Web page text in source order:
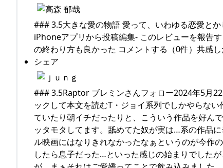
### 3.5大きな愛の物語 愛って、いわゆる恋愛と
iPhoneアプリから投稿編集- このレビューを報告
の終わり方も良かった コメントする（0件）共感し
シェア
### 3.5Raptor ブレミンさんフォロー2024年5月
ックして本文を読むT・ジョイ系列でしかやらな
ていたり朝イチだったりと、こういう作品を好ん
ッタモタしてます。舐めてた奴が実は…系の作品
ル映画にはなりきれなかったなぁというのが今作
したら息子だった…といった感じの始まりでした